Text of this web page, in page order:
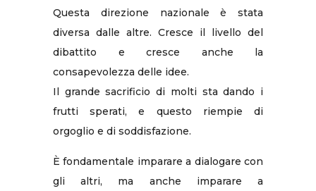
Questa direzione nazionale è stata
diversa dalle altre. Cresce il livello del
dibattito e cresce anche la
consapevolezza delle idee.
Il grande sacrificio di molti sta dando i
frutti sperati, e questo riempie di
orgoglio e di soddisfazione.
È fondamentale imparare a dialogare con
gli altri, ma anche imparare a